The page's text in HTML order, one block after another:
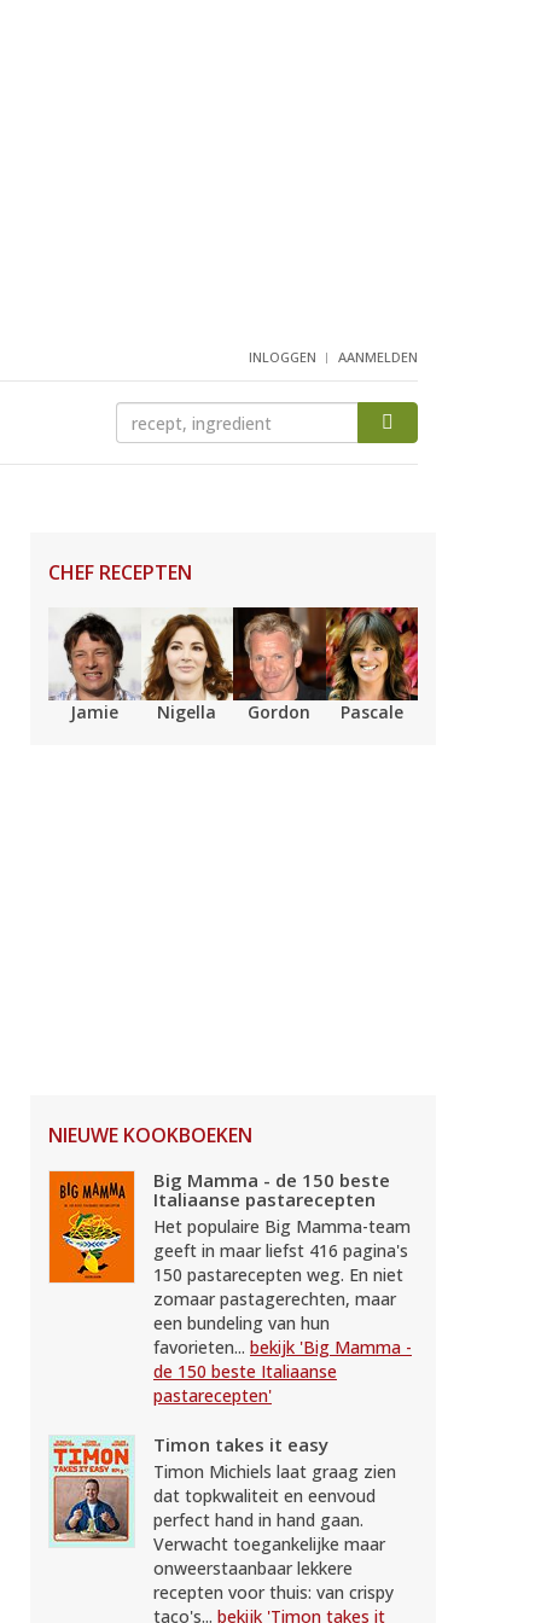
INLOGGEN AANMELDEN
CHEF RECEPTEN
Jamie Nigella Gordon Pascale
NIEUWE KOOKBOEKEN
Big Mamma - de 150 beste
Italiaanse pastarecepten
Het populaire Big Mamma-team
geeft in maar liefst 416 pagina's
150 pastarecepten weg. En niet
zomaar pastagerechten, maar
een bundeling van hun
favorieten... bekijk 'Big Mamma -
de 150 beste Italiaanse
pastarecepten'
Timon takes it easy
Timon Michiels laat graag zien
dat topkwaliteit en eenvoud
perfect hand in hand gaan.
Verwacht toegankelijke maar
onweerstaanbaar lekkere
recepten voor thuis: van crispy
taco's... bekijk 'Timon takes it